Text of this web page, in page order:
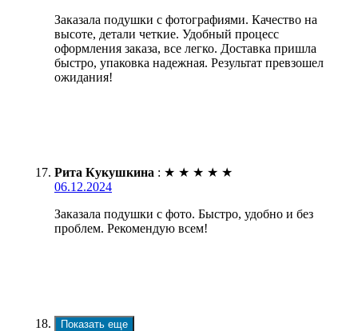
Заказала подушки с фотографиями. Качество на
высоте, детали четкие. Удобный процесс
оформления заказа, все легко. Доставка пришла
быстро, упаковка надежная. Результат превзошел
ожидания!
Рита Кукушкина : ★ ★ ★ ★ ★
06.12.2024
Заказала подушки с фото. Быстро, удобно и без
проблем. Рекомендую всем!
Показать еще